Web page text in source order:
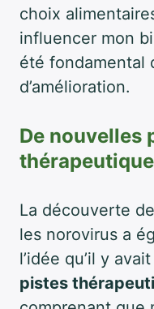
choix
influencer mon
été fondamental
d’amélioration.
De nouvelles
La découverte
les norovirus a
l’idée qu’il y
pistes